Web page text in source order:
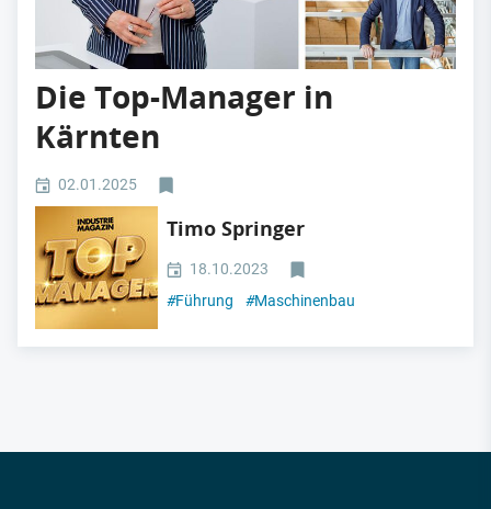
Die Top-Manager in
Kärnten
02.01.2025
Timo Springer
18.10.2023
#Führung #Maschinenbau